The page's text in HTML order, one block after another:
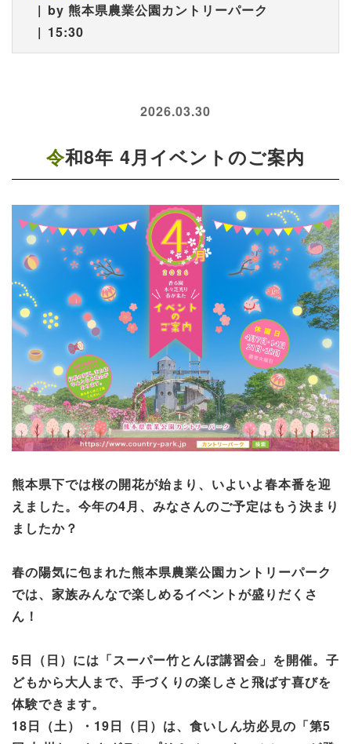
by 熊本県農業公園カントリーパーク
15:30
2026.03.30
令和8年 4月イベントのご案内
熊本県下では桜の開花が始まり、いよいよ春本番を迎
えました。今年の4月、みなさんのご予定はもう決まり
ましたか？
春の陽気に包まれた熊本県農業公園カントリーパーク
では、家族みんなで楽しめるイベントが盛りだくさ
ん！
5日（日）には「スーパー竹とんぼ講習会」を開催。子
どもから大人まで、手づくりの楽しさと飛ばす喜びを
体験できます。
18日（土）・19日（日）は、食いしん坊必見の「第5